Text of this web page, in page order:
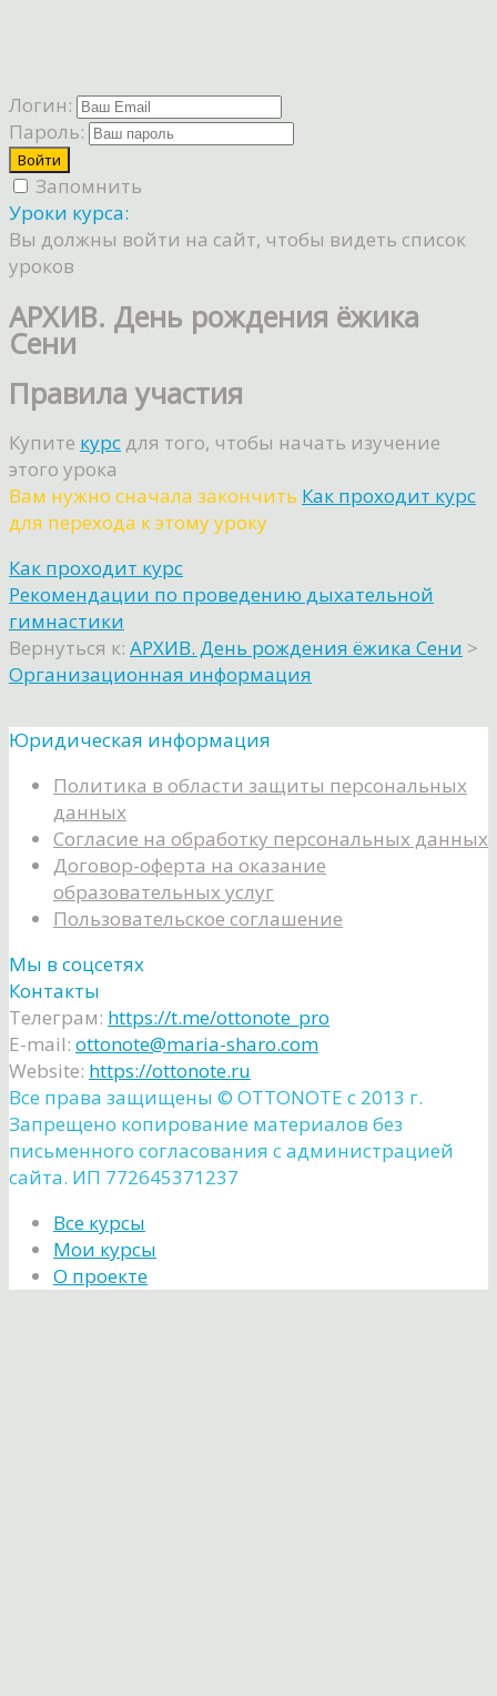
Логин:
Пароль:
Запомнить
Уроки курса:
Вы должны войти на сайт, чтобы видеть список
уроков
АРХИВ. День рождения ёжика
Сени
Правила участия
Купите курс для того, чтобы начать изучение
этого урока
Вам нужно сначала закончить Как проходит курс
для перехода к этому уроку
Как проходит курс
Рекомендации по проведению дыхательной
гимнастики
Вернуться к: АРХИВ. День рождения ёжика Сени >
Организационная информация
Юридическая информация
Политика в области защиты персональных
данных
Согласие на обработку персональных данных
Договор-оферта на оказание
образовательных услуг
Пользовательское соглашение
Мы в соцсетях
Контакты
Телеграм: https://t.me/ottonote_pro
E-mail: ottonote@maria-sharo.com
Website: https://ottonote.ru
Все права защищены ©️ OTTONOTE с 2013 г.
Запрещено копирование материалов без
письменного согласования с администрацией
сайта. ИП 772645371237
Все курсы
Мои курсы
О проекте